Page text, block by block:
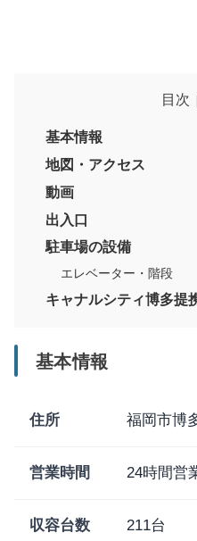
目次
基本情報
地図・アクセス
動画
出入口
駐車場の設備
エレベーター・階段
キャナルシティ博多提
基本情報
住所 福岡市博
営業時間 24時間営
収容台数 211台